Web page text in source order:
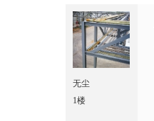
无尘
1楼